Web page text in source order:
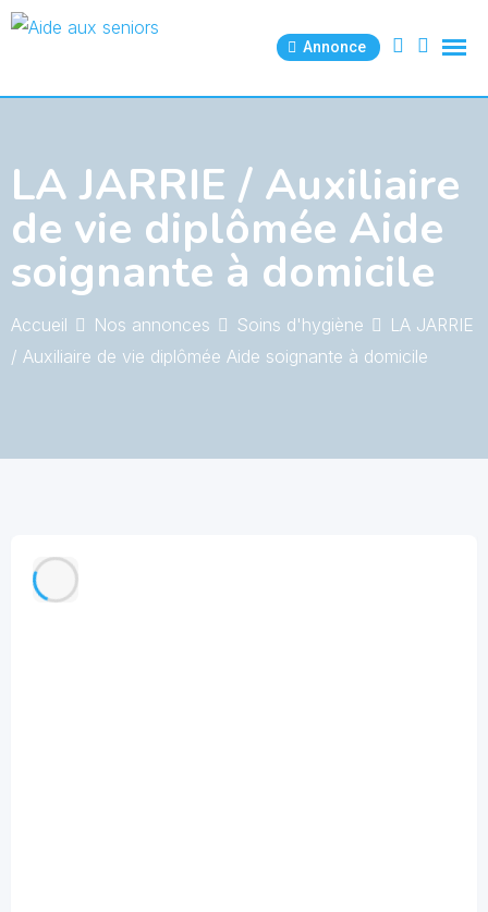
Skip
Annonce
LA JARRIE / Auxiliaire
de vie diplômée Aide
soignante à domicile
Accueil Nos annonces Soins d'hygiène
LA JARRIE
/ Auxiliaire de vie diplômée Aide soignante à domicile